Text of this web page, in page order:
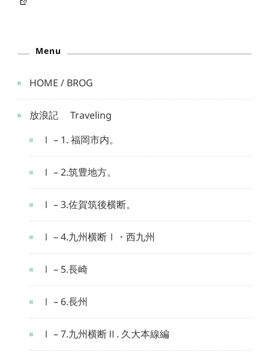
Menu
HOME / BROG
放浪記 Traveling
Ⅰ – 1. 福岡市内。
Ⅰ – 2.筑豊地方。
Ⅰ – 3.佐賀筑後横断。
Ⅰ – 4.九州横断Ⅰ・西九州
Ⅰ – 5.長崎
Ⅰ – 6.長州
Ⅰ – 7.九州横断Ⅱ. 久大本線編